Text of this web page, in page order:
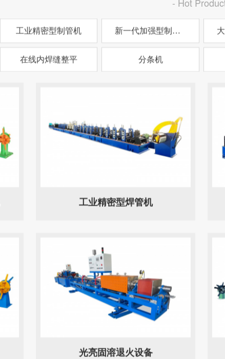
工业精密型制管机 新一代加强型制管机
在线内焊缝整平 分条机
工业精密型焊管机
光亮固溶退火设备